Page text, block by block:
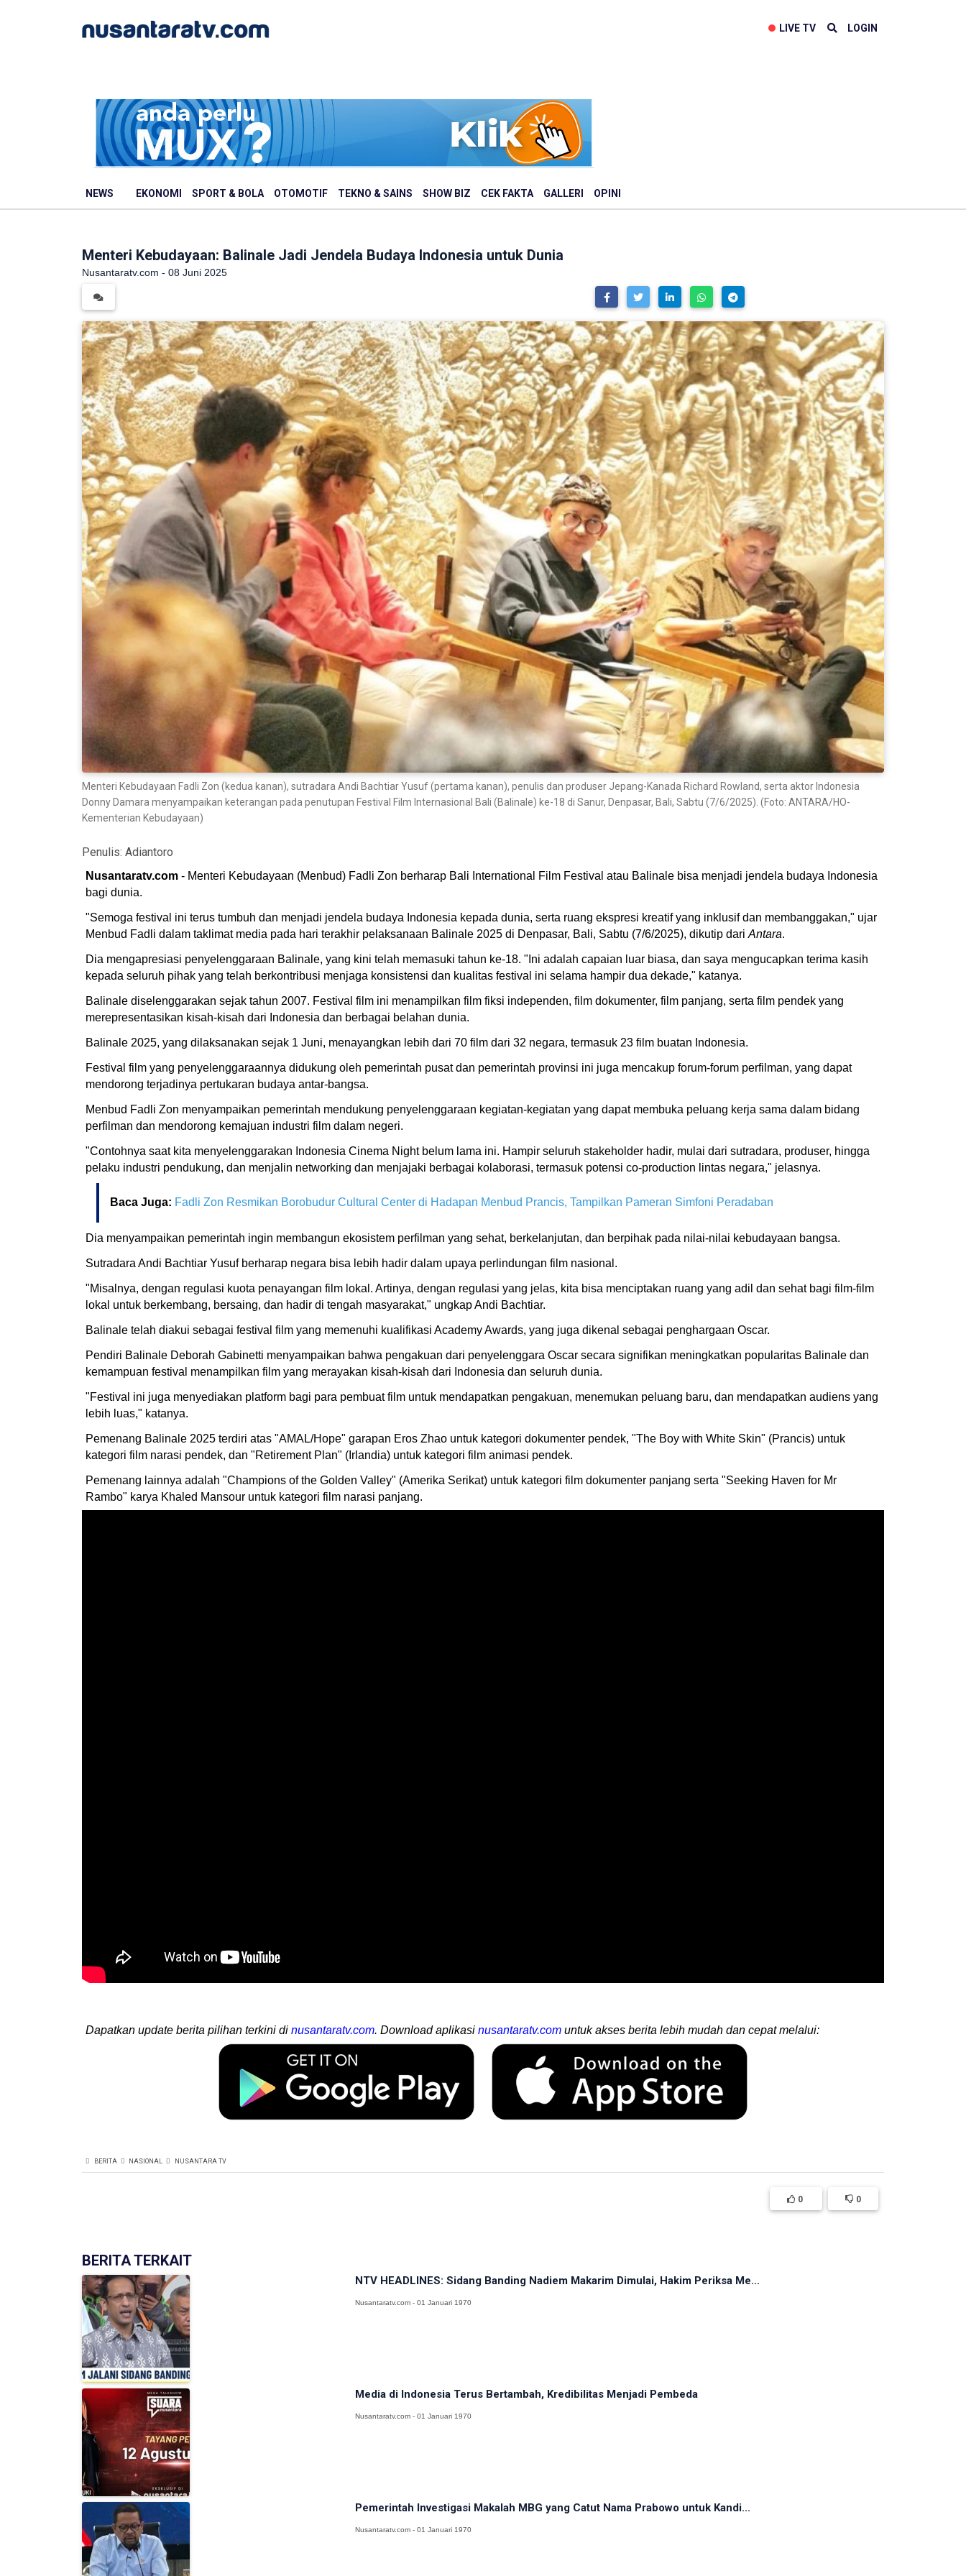
LIVE TV LOGIN
NEWS EKONOMI SPORT & BOLA OTOMOTIF TEKNO & SAINS SHOW BIZ CEK FAKTA GALLERI OPINI
Menteri Kebudayaan: Balinale Jadi Jendela Budaya Indonesia untuk Dunia
Nusantaratv.com - 08 Juni 2025
Menteri Kebudayaan Fadli Zon (kedua kanan), sutradara Andi Bachtiar Yusuf (pertama kanan), penulis dan produser Jepang-Kanada Richard Rowland, serta aktor Indonesia
Donny Damara menyampaikan keterangan pada penutupan Festival Film Internasional Bali (Balinale) ke-18 di Sanur, Denpasar, Bali, Sabtu (7/6/2025). (Foto: ANTARA/HO-
Kementerian Kebudayaan)
Penulis: Adiantoro
Nusantaratv.com - Menteri Kebudayaan (Menbud) Fadli Zon berharap Bali International Film Festival atau Balinale bisa menjadi jendela budaya Indonesia
bagi dunia.
"Semoga festival ini terus tumbuh dan menjadi jendela budaya Indonesia kepada dunia, serta ruang ekspresi kreatif yang inklusif dan membanggakan," ujar
Menbud Fadli dalam taklimat media pada hari terakhir pelaksanaan Balinale 2025 di Denpasar, Bali, Sabtu (7/6/2025), dikutip dari Antara.
Dia mengapresiasi penyelenggaraan Balinale, yang kini telah memasuki tahun ke-18. "Ini adalah capaian luar biasa, dan saya mengucapkan terima kasih
kepada seluruh pihak yang telah berkontribusi menjaga konsistensi dan kualitas festival ini selama hampir dua dekade," katanya.
Balinale diselenggarakan sejak tahun 2007. Festival film ini menampilkan film fiksi independen, film dokumenter, film panjang, serta film pendek yang
merepresentasikan kisah-kisah dari Indonesia dan berbagai belahan dunia.
Balinale 2025, yang dilaksanakan sejak 1 Juni, menayangkan lebih dari 70 film dari 32 negara, termasuk 23 film buatan Indonesia.
Festival film yang penyelenggaraannya didukung oleh pemerintah pusat dan pemerintah provinsi ini juga mencakup forum-forum perfilman, yang dapat
mendorong terjadinya pertukaran budaya antar-bangsa.
Menbud Fadli Zon menyampaikan pemerintah mendukung penyelenggaraan kegiatan-kegiatan yang dapat membuka peluang kerja sama dalam bidang
perfilman dan mendorong kemajuan industri film dalam negeri.
"Contohnya saat kita menyelenggarakan Indonesia Cinema Night belum lama ini. Hampir seluruh stakeholder hadir, mulai dari sutradara, produser, hingga
pelaku industri pendukung, dan menjalin networking dan menjajaki berbagai kolaborasi, termasuk potensi co-production lintas negara," jelasnya.
Baca Juga: Fadli Zon Resmikan Borobudur Cultural Center di Hadapan Menbud Prancis, Tampilkan Pameran Simfoni Peradaban
Dia menyampaikan pemerintah ingin membangun ekosistem perfilman yang sehat, berkelanjutan, dan berpihak pada nilai-nilai kebudayaan bangsa.
Sutradara Andi Bachtiar Yusuf berharap negara bisa lebih hadir dalam upaya perlindungan film nasional.
"Misalnya, dengan regulasi kuota penayangan film lokal. Artinya, dengan regulasi yang jelas, kita bisa menciptakan ruang yang adil dan sehat bagi film-film
lokal untuk berkembang, bersaing, dan hadir di tengah masyarakat," ungkap Andi Bachtiar.
Balinale telah diakui sebagai festival film yang memenuhi kualifikasi Academy Awards, yang juga dikenal sebagai penghargaan Oscar.
Pendiri Balinale Deborah Gabinetti menyampaikan bahwa pengakuan dari penyelenggara Oscar secara signifikan meningkatkan popularitas Balinale dan
kemampuan festival menampilkan film yang merayakan kisah-kisah dari Indonesia dan seluruh dunia.
"Festival ini juga menyediakan platform bagi para pembuat film untuk mendapatkan pengakuan, menemukan peluang baru, dan mendapatkan audiens yang
lebih luas," katanya.
Pemenang Balinale 2025 terdiri atas "AMAL/Hope" garapan Eros Zhao untuk kategori dokumenter pendek, "The Boy with White Skin" (Prancis) untuk
kategori film narasi pendek, dan "Retirement Plan" (Irlandia) untuk kategori film animasi pendek.
Pemenang lainnya adalah "Champions of the Golden Valley" (Amerika Serikat) untuk kategori film dokumenter panjang serta "Seeking Haven for Mr
Rambo" karya Khaled Mansour untuk kategori film narasi panjang.
Dapatkan update berita pilihan terkini di nusantaratv.com. Download aplikasi nusantaratv.com untuk akses berita lebih mudah dan cepat melalui:
BERITA NASIONAL NUSANTARA TV
0 0
BERITA TERKAIT
NTV HEADLINES: Sidang Banding Nadiem Makarim Dimulai, Hakim Periksa Me...
Nusantaratv.com - 01 Januari 1970
Media di Indonesia Terus Bertambah, Kredibilitas Menjadi Pembeda
Nusantaratv.com - 01 Januari 1970
Pemerintah Investigasi Makalah MBG yang Catut Nama Prabowo untuk Kandi...
Nusantaratv.com - 01 Januari 1970